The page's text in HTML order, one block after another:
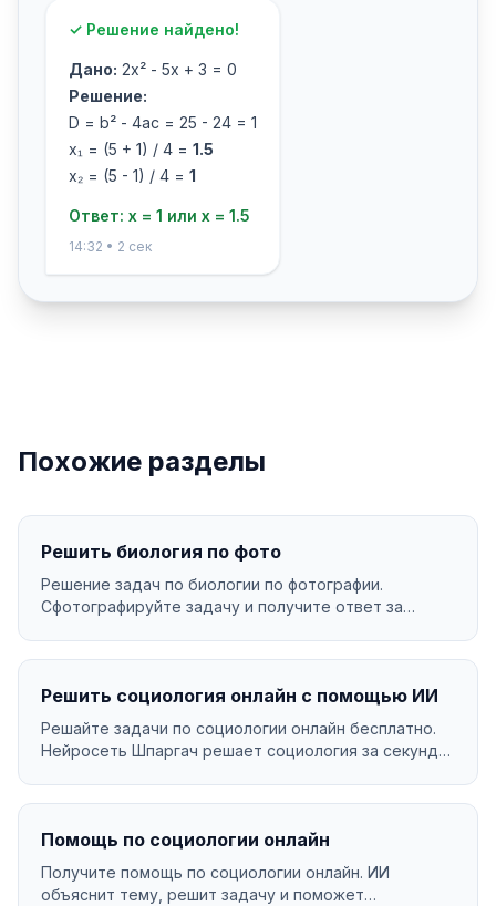
✓ Решение найдено!
Дано: 2x² - 5x + 3 = 0
Решение:
D = b² - 4ac = 25 - 24 = 1
x₁ = (5 + 1) / 4 = 1.5
x₂ = (5 - 1) / 4 = 1
Ответ: x = 1 или x = 1.5
14:32 • 2 сек
Похожие разделы
Решить биология по фото
Решение задач по биологии по фотографии.
Сфотографируйте задачу и получите ответ за
Решить социология онлайн с помощью ИИ
Решайте задачи по социологии онлайн бесплатно.
Нейросеть Шпаргач решает социология за секунды
Помощь по социологии онлайн
Получите помощь по социологии онлайн. ИИ
объяснит тему, решит задачу и поможет